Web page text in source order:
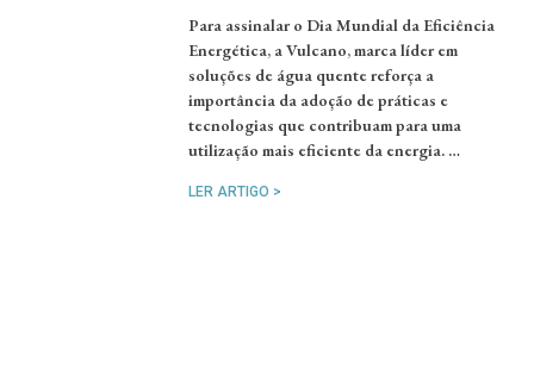
Para assinalar o Dia Mundial da Eficiência
Energética, a Vulcano, marca líder em
soluções de água quente reforça a
importância da adoção de práticas e
tecnologias que contribuam para uma
utilização mais eficiente da energia. …
LER ARTIGO >